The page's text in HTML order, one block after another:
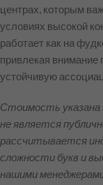
центрах, которым
условиях высокой
работает как на
привлекая внимание
устойчивую
Стоимость указана
не является
рассчитывается
сложности букв и
нашими